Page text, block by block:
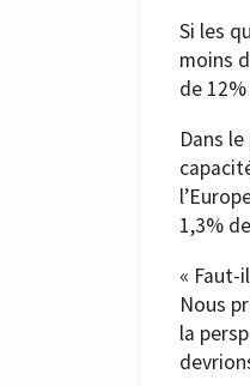
Si les
moins
de
Dans
1,3%
« Faut-
Nous
la